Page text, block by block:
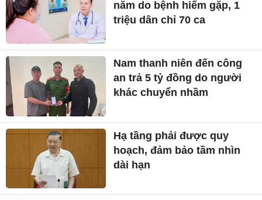
năm do bệnh hiếm gặp, 1
triệu dân chỉ 70 ca
Nam thanh niên đến công
an trả 5 tỷ đồng do người
khác chuyển nhầm
Hạ tầng phải được quy
hoạch, đảm bảo tầm nhìn
dài hạn